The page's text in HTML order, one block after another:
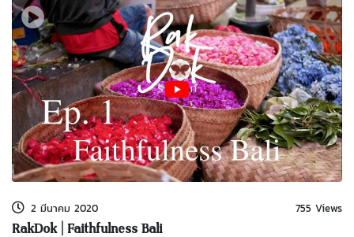
2 มีนาคม 2020 755 Views
RakDok | Faithfulness Bali